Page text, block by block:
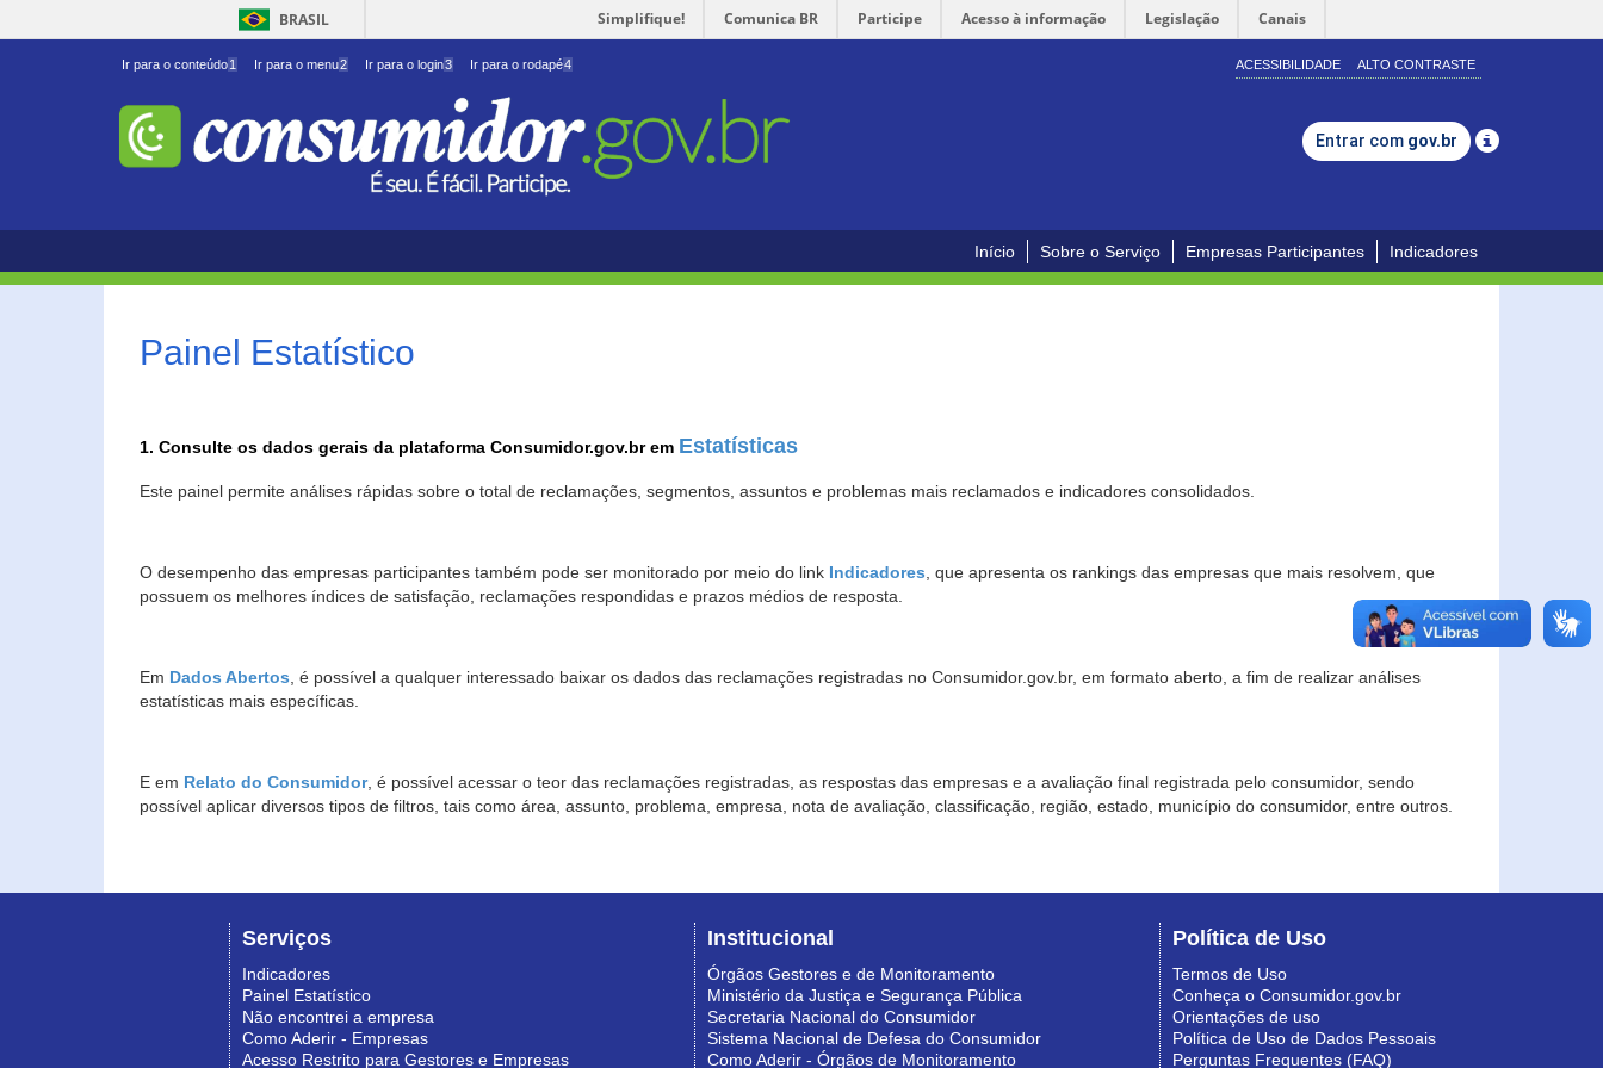
BRASIL Simplifique! Comunica BR Participe Acesso à informação Legislação Canais
Ir para o conteúdo1 Ir para o menu2 Ir para o login3 Ir para o rodapé4 ACESSIBILIDADE ALTO CONTRASTE
Entrar com gov.br
Início Sobre o Serviço Empresas Participantes Indicadores
Painel Estatístico
1. Consulte os dados gerais da plataforma Consumidor.gov.br em Estatísticas
Este painel permite análises rápidas sobre o total de reclamações, segmentos, assuntos e problemas mais reclamados e indicadores consolidados.
O desempenho das empresas participantes também pode ser monitorado por meio do link Indicadores, que apresenta os rankings das empresas que mais resolvem, que
possuem os melhores índices de satisfação, reclamações respondidas e prazos médios de resposta.
Em Dados Abertos, é possível a qualquer interessado baixar os dados das reclamações registradas no Consumidor.gov.br, em formato aberto, a fim de realizar análises
estatísticas mais específicas.
E em Relato do Consumidor, é possível acessar o teor das reclamações registradas, as respostas das empresas e a avaliação final registrada pelo consumidor, sendo
possível aplicar diversos tipos de filtros, tais como área, assunto, problema, empresa, nota de avaliação, classificação, região, estado, município do consumidor, entre outros.
Serviços
Indicadores
Painel Estatístico
Não encontrei a empresa
Como Aderir - Empresas
Acesso Restrito para Gestores e Empresas
Institucional
Órgãos Gestores e de Monitoramento
Ministério da Justiça e Segurança Pública
Secretaria Nacional do Consumidor
Sistema Nacional de Defesa do Consumidor
Como Aderir - Órgãos de Monitoramento
Política de Uso
Termos de Uso
Conheça o Consumidor.gov.br
Orientações de uso
Política de Uso de Dados Pessoais
Perguntas Frequentes (FAQ)